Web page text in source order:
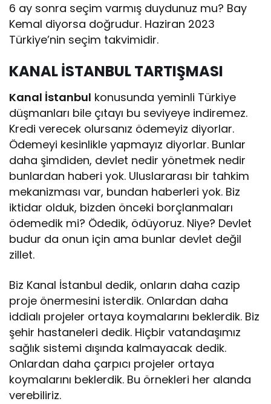
6 ay sonra seçim varmış duydunuz mu? Bay
Kemal diyorsa doğrudur. Haziran 2023
Türkiye’nin seçim takvimidir.
KANAL İSTANBUL TARTIŞMASI
Kanal İstanbul konusunda yeminli Türkiye
düşmanları bile çıtayı bu seviyeye indiremez.
Kredi verecek olursanız ödemeyiz diyorlar.
Ödemeyi kesinlikle yapmayız diyorlar. Bunlar
daha şimdiden, devlet nedir yönetmek nedir
bunlardan haberi yok. Uluslararası bir tahkim
mekanizması var, bundan haberleri yok. Biz
iktidar olduk, bizden önceki borçlanmaları
ödemedik mi? Ödedik, ödüyoruz. Niye? Devlet
budur da onun için ama bunlar devlet değil
zillet.
Biz Kanal İstanbul dedik, onların daha cazip
proje önermesini isterdik. Onlardan daha
iddialı projeler ortaya koymalarını beklerdik. Biz
şehir hastaneleri dedik. Hiçbir vatandaşımız
sağlık sistemi dışında kalmayacak dedik.
Onlardan daha çarpıcı projeler ortaya
koymalarını beklerdik. Bu örnekleri her alanda
verebiliriz.